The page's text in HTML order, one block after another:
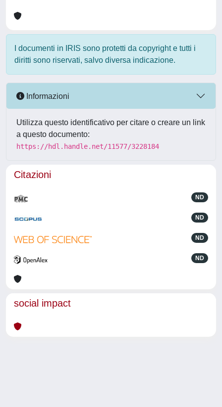
I documenti in IRIS sono protetti da copyright e tutti i
diritti sono riservati, salvo diversa indicazione.
Informazioni
Utilizza questo identificativo per citare o creare un link
a questo documento:
https://hdl.handle.net/11577/3228184
Citazioni
ND
ND
ND
ND
social impact